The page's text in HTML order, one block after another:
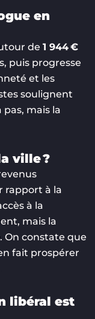
en
de 1 944 €
puis progresse
et les
soulignent
pas, mais la
ville ?
rapport à la
à la
mais la
On constate que
fait prospérer
libéral est